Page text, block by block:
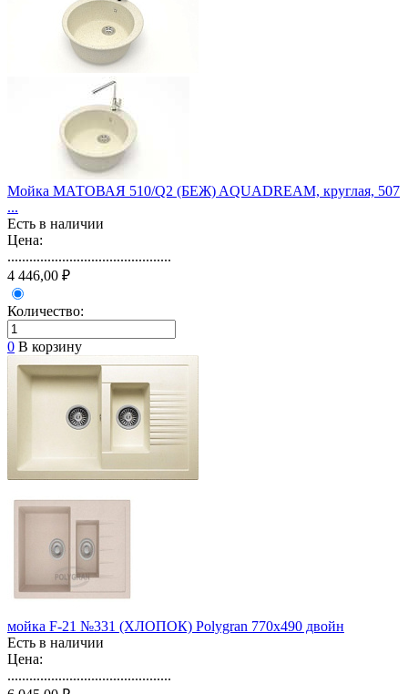
Мойка МАТОВАЯ 510/Q2 (БЕЖ) AQUADREAM, круглая, 507
...
Есть в наличии
Цена:
.............................................
4 446,00 ₽
Количество:
0 В корзину
мойка F-21 №331 (ХЛОПОК) Polygran 770х490 двойн
Есть в наличии
Цена:
.............................................